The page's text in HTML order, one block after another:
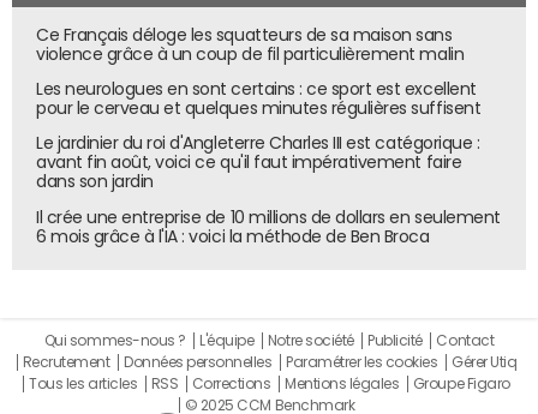
Ce Français déloge les squatteurs de sa maison sans
violence grâce à un coup de fil particulièrement malin
Les neurologues en sont certains : ce sport est excellent
pour le cerveau et quelques minutes régulières suffisent
Le jardinier du roi d'Angleterre Charles III est catégorique :
avant fin août, voici ce qu'il faut impérativement faire
dans son jardin
Il crée une entreprise de 10 millions de dollars en seulement
6 mois grâce à l'IA : voici la méthode de Ben Broca
Qui sommes-nous ? L'équipe Notre société Publicité
Contact
Recrutement
Données personnelles Paramétrer les cookies
Gérer Utiq
Tous les articles
RSS Corrections Mentions légales
Groupe Figaro
© 2025 CCM Benchmark